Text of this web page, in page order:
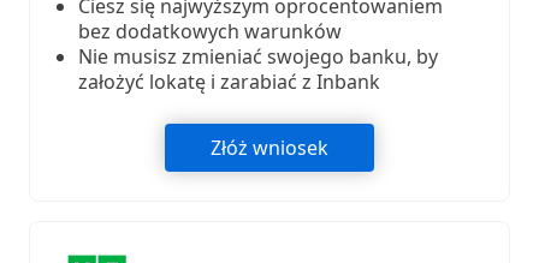
Ciesz się najwyższym oprocentowaniem
bez dodatkowych warunków
Nie musisz zmieniać swojego banku, by
założyć lokatę i zarabiać z Inbank
Złóż wniosek